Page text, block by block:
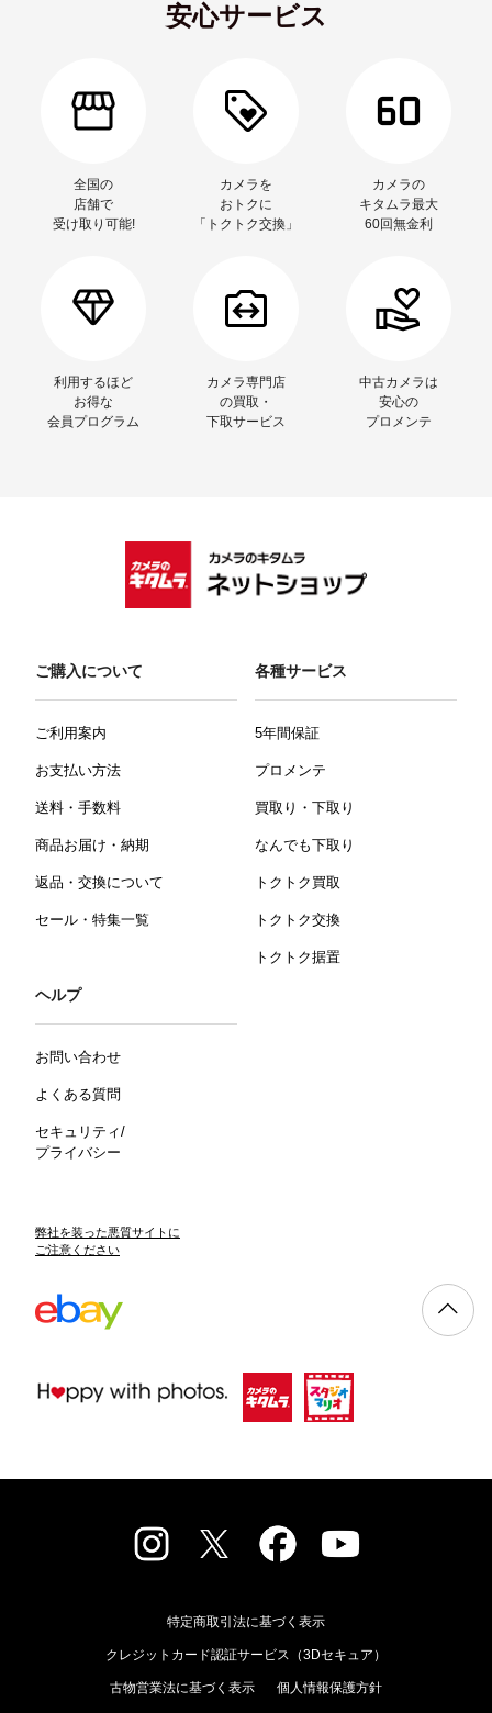
安心サービス
全国の
店舗で
受け取り可能!
カメラを
おトクに
「トクトク交換」
カメラの
キタムラ最大
60回無金利
利用するほど
お得な
会員プログラム
カメラ専門店
の買取・
下取サービス
中古カメラは
安心の
プロメンテ
ご購入について
ご利用案内
お支払い方法
送料・手数料
商品お届け・納期
返品・交換について
セール・特集一覧
各種サービス
5年間保証
プロメンテ
買取り・下取り
なんでも下取り
トクトク買取
トクトク交換
トクトク据置
ヘルプ
お問い合わせ
よくある質問
セキュリティ/
プライバシー
弊社を装った悪質サイトに
ご注意ください
特定商取引法に基づく表示
クレジットカード認証サービス（3Dセキュア）
古物営業法に基づく表示 個人情報保護方針